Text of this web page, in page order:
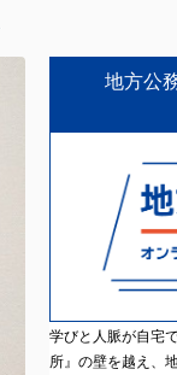
地方公
学びと人脈が自宅
所』の壁を越え、